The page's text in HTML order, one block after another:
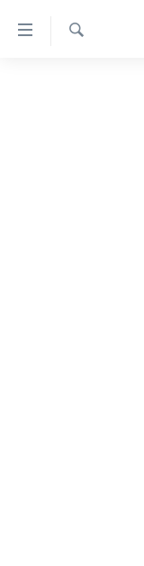
ទៅ​